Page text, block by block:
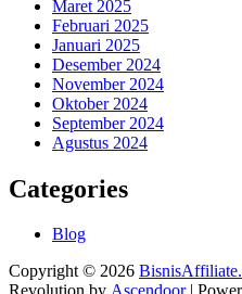
Maret 2025
Februari 2025
Januari 2025
Desember 2024
November 2024
Oktober 2024
September 2024
Agustus 2024
Categories
Blog
Copyright © 2026